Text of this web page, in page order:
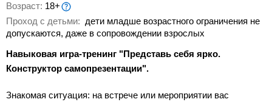
Возраст: 18+
Проход с детьми: дети младше возрастного ограничения не
допускаются, даже в сопровождении взрослых
Навыковая игра-тренинг "Представь себя ярко.
Конструктор самопрезентации".
Знакомая ситуация: на встрече или мероприятии вас